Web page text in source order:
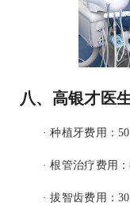
八、高银才医
· 种植牙费用：
· 根管治疗费用
· 拔智齿费用：